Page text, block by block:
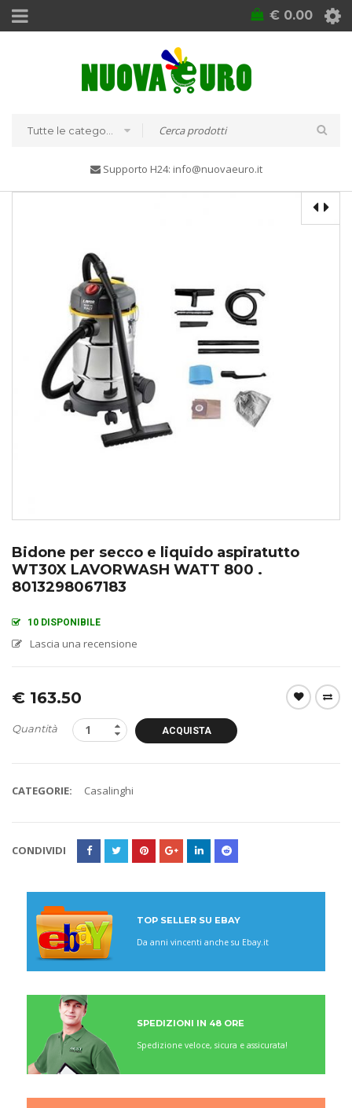
€ 0.00
Supporto H24: info@nuovaeuro.it
Bidone per secco e liquido aspiratutto
WT30X LAVORWASH WATT 800 .
8013298067183
10 DISPONIBILE
Lascia una recensione
€ 163.50
Quantità ACQUISTA
CATEGORIE: Casalinghi
CONDIVIDI
TOP SELLER SU EBAY
Da anni vincenti anche su Ebay.it
SPEDIZIONI IN 48 ORE
Spedizione veloce, sicura e assicurata!